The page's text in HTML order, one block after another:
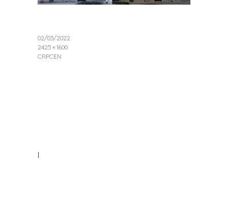
02/03/2022
2425 × 1600
CRPCEN
|